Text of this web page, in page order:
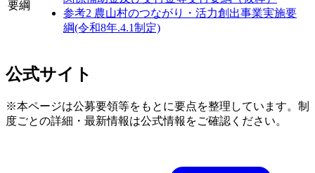
要綱
参考2 農山村のつながり・活力創出事業実施要
綱(令和8年.4.1制定)
公式サイト
※本ページは公募要領等をもとに要点を整理しています。制
度ごとの詳細・最新情報は公式情報をご確認ください。